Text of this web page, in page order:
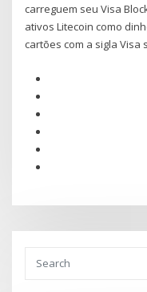
carreguem seu Visa
ativos Litecoin como
cartões com a sigla Visa